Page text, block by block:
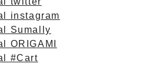
instagram
Sumally
ORIGAMI
#Cart